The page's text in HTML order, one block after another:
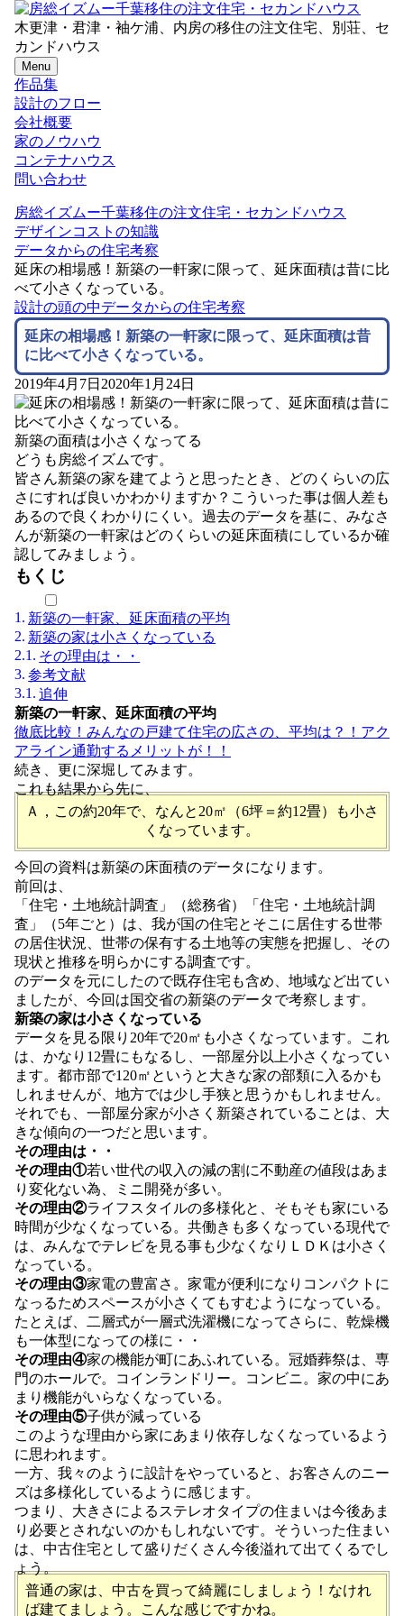
木更津・君津・袖ケ浦、内房の移住の注文住宅、別荘、セ
カンドハウス
Menu
作品集
設計のフロー
会社概要
家のノウハウ
コンテナハウス
問い合わせ
房総イズムー千葉移住の注文住宅・セカンドハウス
デザインコストの知識
データからの住宅考察
延床の相場感！新築の一軒家に限って、延床面積は昔に比
べて小さくなっている。
設計の頭の中データからの住宅考察
延床の相場感！新築の一軒家に限って、延床面積は昔
に比べて小さくなっている。
2019年4月7日 2020年1月24日
新築の面積は小さくなってる
どうも房総イズムです。
皆さん新築の家を建てようと思ったとき、どのくらいの広
さにすれば良いかわかりますか？こういった事は個人差も
あるので良くわかりにくい。過去のデータを基に、みなさ
んが新築の一軒家はどのくらいの延床面積にしているか確
認してみましょう。
もくじ
新築の一軒家、延床面積の平均
新築の家は小さくなっている
その理由は・・
参考文献
追伸
新築の一軒家、延床面積の平均
徹底比較！みんなの戸建て住宅の広さの、平均は？！アク
アライン通勤するメリットが！！
続き、更に深堀してみます。
これも結果から先に、
Ａ，この約20年で、なんと20㎡（6坪＝約12畳）も小さ
くなっています。
今回の資料は新築の床面積のデータになります。
前回は、
「住宅・土地統計調査」（総務省）「住宅・土地統計調
査」（5年ごと）は、我が国の住宅とそこに居住する世帯
の居住状況、世帯の保有する土地等の実態を把握し、その
現状と推移を明らかにする調査です。
のデータを元にしたので既存住宅も含め、地域など出てい
ましたが、今回は国交省の新築のデータで考察します。
新築の家は小さくなっている
データを見る限り20年で20㎡も小さくなっています。これ
は、かなり12畳にもなるし、一部屋分以上小さくなってい
ます。都市部で120㎡というと大きな家の部類に入るかも
しれませんが、地方では少し手狭と思うかもしれません。
それでも、一部屋分家が小さく新築されていることは、大
きな傾向の一つだと思います。
その理由は・・
その理由①若い世代の収入の減の割に不動産の値段はあま
り変化ない為、ミニ開発が多い。
その理由②ライフスタイルの多様化と、そもそも家にいる
時間が少なくなっている。共働きも多くなっている現代で
は、みんなでテレビを見る事も少なくなりＬＤＫは小さく
なっている。
その理由③家電の豊富さ。家電が便利になりコンパクトに
なっるためスペースが小さくてもすむようになっている。
たとえば、二層式が一層式洗濯機になってさらに、乾燥機
も一体型になっての様に・・
その理由④家の機能が町にあふれている。冠婚葬祭は、専
門のホールで。コインランドリー。コンビニ。家の中にあ
まり機能がいらなくなっている。
その理由⑤子供が減っている
このような理由から家にあまり依存しなくなっているよう
に思われます。
一方、我々のように設計をやっていると、お客さんのニー
ズは多様化しているように感じます。
つまり、大きさによるステレオタイプの住まいは今後あま
り必要とされないのかもしれないです。そういった住まい
は、中古住宅として盛りだくさん今後溢れて出てくるでし
ょう。
普通の家は、中古を買って綺麗にしましょう！なけれ
ば建てましょう。こんな感じですかね。